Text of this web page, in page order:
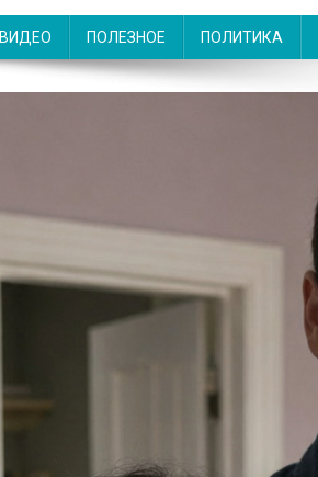
ВИДЕО ПОЛЕЗНОЕ ПОЛИТИКА